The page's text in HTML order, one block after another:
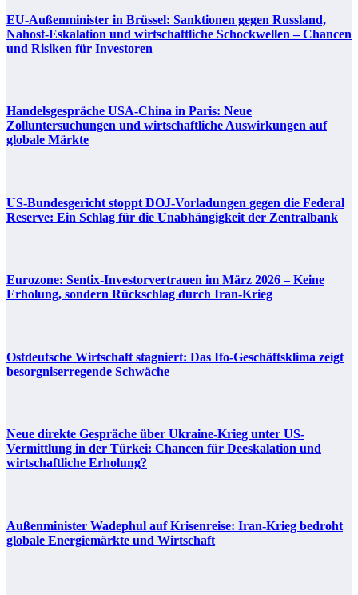
EU-Außenminister in Brüssel: Sanktionen gegen Russland,
Nahost-Eskalation und wirtschaftliche Schockwellen – Chancen
und Risiken für Investoren
Handelsgespräche USA-China in Paris: Neue
Zolluntersuchungen und wirtschaftliche Auswirkungen auf
globale Märkte
US-Bundesgericht stoppt DOJ-Vorladungen gegen die Federal
Reserve: Ein Schlag für die Unabhängigkeit der Zentralbank
Eurozone: Sentix-Investorvertrauen im März 2026 – Keine
Erholung, sondern Rückschlag durch Iran-Krieg
Ostdeutsche Wirtschaft stagniert: Das Ifo-Geschäftsklima zeigt
besorgniserregende Schwäche
Neue direkte Gespräche über Ukraine-Krieg unter US-
Vermittlung in der Türkei: Chancen für Deeskalation und
wirtschaftliche Erholung?
Außenminister Wadephul auf Krisenreise: Iran-Krieg bedroht
globale Energiemärkte und Wirtschaft